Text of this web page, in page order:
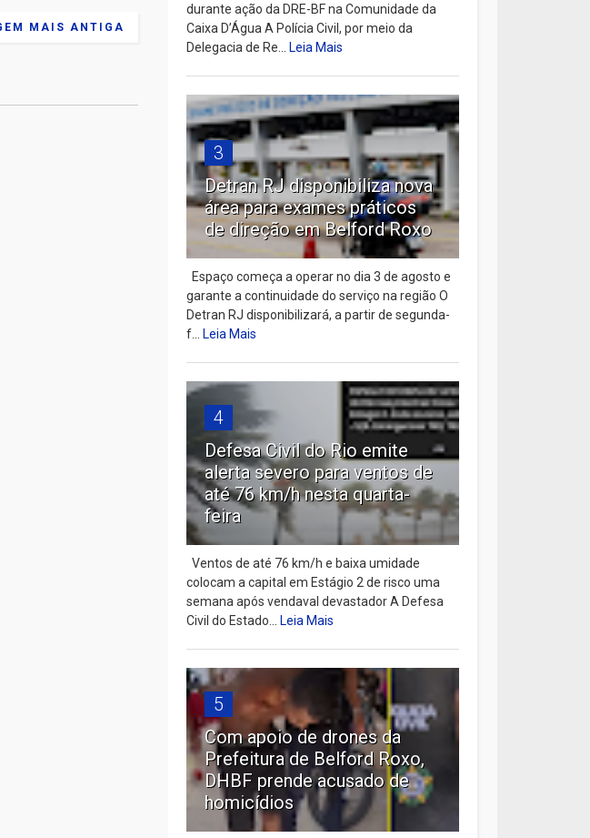
MAIS ANTIGA
durante ação da DRE-BF na Comunidade da
Caixa D’Água A Polícia Civil, por meio da
Delegacia de Re...Leia Mais
3
Detran RJ disponibiliza nova
área para exames práticos
de direção em Belford Roxo
Espaço começa a operar no dia 3 de agosto e
garante a continuidade do serviço na região O
Detran RJ disponibilizará, a partir de segunda-
f...Leia Mais
4
Defesa Civil do Rio emite
alerta severo para ventos de
até 76 km/h nesta quarta-
feira
Ventos de até 76 km/h e baixa umidade
colocam a capital em Estágio 2 de risco uma
semana após vendaval devastador A Defesa
Civil do Estado...Leia Mais
5
Com apoio de drones da
Prefeitura de Belford Roxo,
DHBF prende acusado de
homicídios